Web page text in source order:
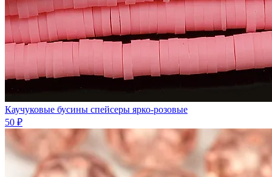
Каучуковые бусины спейсеры ярко-розовые
50 ₽